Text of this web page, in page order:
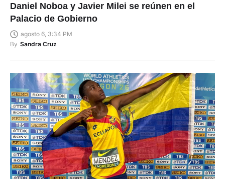
Daniel Noboa y Javier Milei se reúnen en el
Palacio de Gobierno
agosto 6, 3:34 PM
By Sandra Cruz